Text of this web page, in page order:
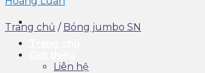
Liên hệ
Trang chủ / Bóng jumbo SN